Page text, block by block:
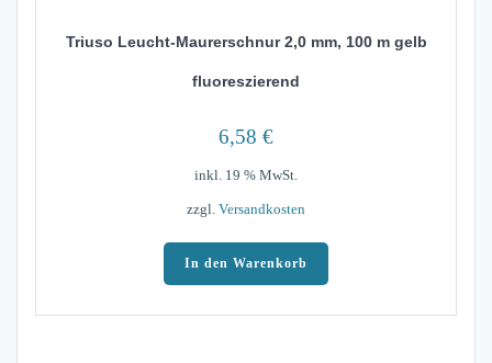
Triuso Leucht-Maurerschnur 2,0 mm, 100 m gelb
fluoreszierend
6,58 €
inkl. 19 % MwSt.
zzgl. Versandkosten
In den Warenkorb